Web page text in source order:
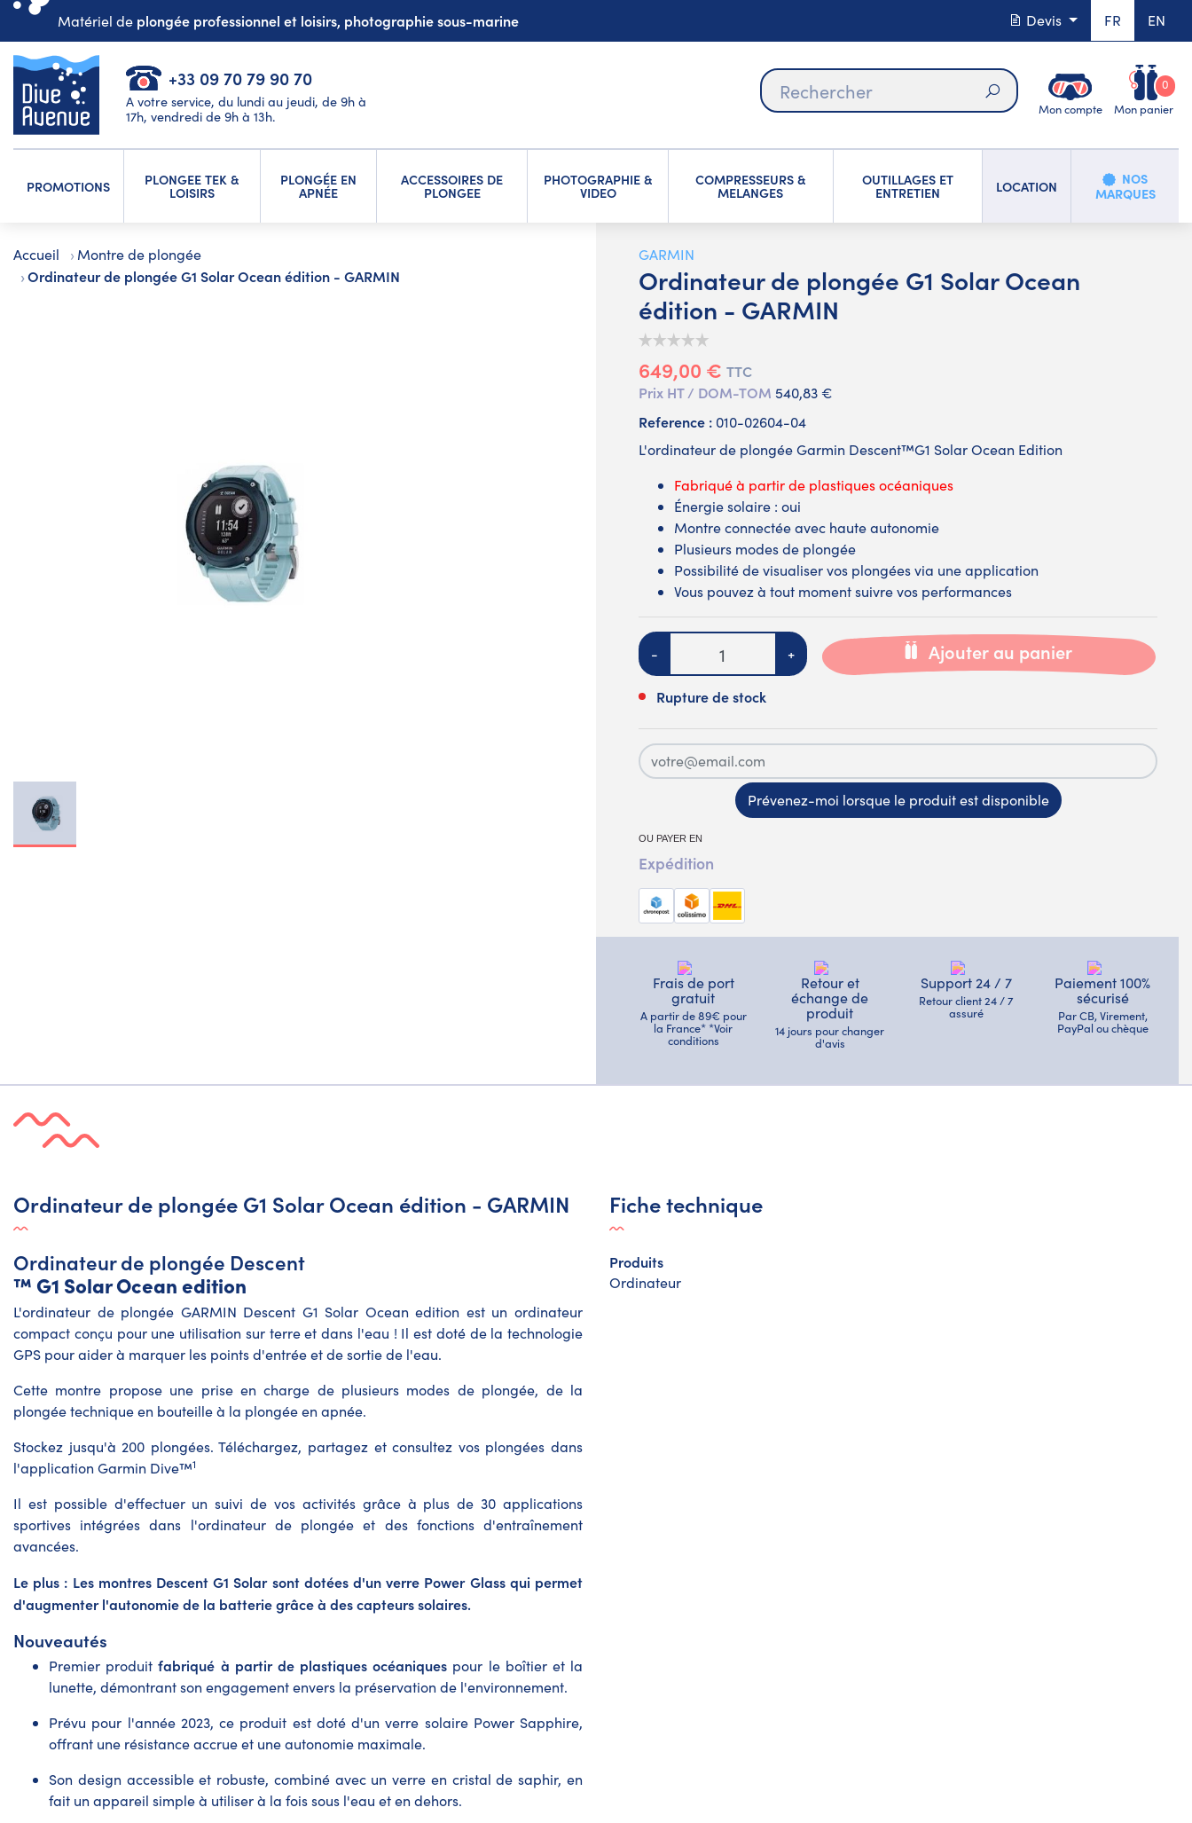
Matériel de plongée professionnel et loisirs, photographie sous-marine Devis FR EN
+33 09 70 79 90 70
A votre service, du lundi au jeudi, de 9h à
17h, vendredi de 9h à 13h.
Rechercher
Mon compte Mon panier
0
PROMOTIONS PLONGEE TEK &
LOISIRS
PLONGÉE EN
APNÉE
ACCESSOIRES DE
PLONGEE
PHOTOGRAPHIE &
VIDEO
COMPRESSEURS &
MELANGES
OUTILLAGES ET
ENTRETIEN LOCATION
NOS
MARQUES
Accueil Montre de plongée
Ordinateur de plongée G1 Solar Ocean édition - GARMIN
GARMIN
Ordinateur de plongée G1 Solar Ocean
édition - GARMIN
649,00 € TTC
Prix HT / DOM-TOM 540,83 €
Reference : 010-02604-04
L'ordinateur de plongée Garmin Descent™G1 Solar Ocean Edition
Fabriqué à partir de plastiques océaniques
Énergie solaire : oui
Montre connectée avec haute autonomie
Plusieurs modes de plongée
Possibilité de visualiser vos plongées via une application
Vous pouvez à tout moment suivre vos performances
Quantité
- + Ajouter au panier
Rupture de stock
Prévenez-moi lorsque le produit est disponible
OU PAYER EN
Expédition
Frais de port
gratuit
A partir de 89€ pour
la France* *Voir
conditions
Retour et
échange de
produit
14 jours pour changer
d'avis
Support 24 / 7
Retour client 24 / 7
assuré
Paiement 100%
sécurisé
Par CB, Virement,
PayPal ou chèque
Ordinateur de plongée G1 Solar Ocean édition - GARMIN
Ordinateur de plongée Descent
™ G1 Solar Ocean edition
L'ordinateur de plongée GARMIN Descent G1 Solar Ocean edition est un ordinateur
compact conçu pour une utilisation sur terre et dans l'eau ! Il est doté de la technologie
GPS pour aider à marquer les points d'entrée et de sortie de l'eau.
Cette montre propose une prise en charge de plusieurs modes de plongée, de la
plongée technique en bouteille à la plongée en apnée.
Stockez jusqu'à 200 plongées. Téléchargez, partagez et consultez vos plongées dans
l'application Garmin Dive™1
Il est possible d'effectuer un suivi de vos activités grâce à plus de 30 applications
sportives intégrées dans l'ordinateur de plongée et des fonctions d'entraînement
avancées.
Le plus : Les montres Descent G1 Solar sont dotées d'un verre Power Glass qui permet
d'augmenter l'autonomie de la batterie grâce à des capteurs solaires.
Nouveautés
Premier produitfabriqué à partir de plastiques océaniques pour le boîtier et la
lunette, démontrant son engagement envers la préservation de l'environnement.
Prévu pour l'année 2023, ce produit est doté d'un verre solaire Power Sapphire,
offrant une résistance accrue et une autonomie maximale.
Son design accessible et robuste, combiné avec un verre en cristal de saphir, en
fait un appareil simple à utiliser à la fois sous l'eau et en dehors.
Fiche technique
Produits
Ordinateur